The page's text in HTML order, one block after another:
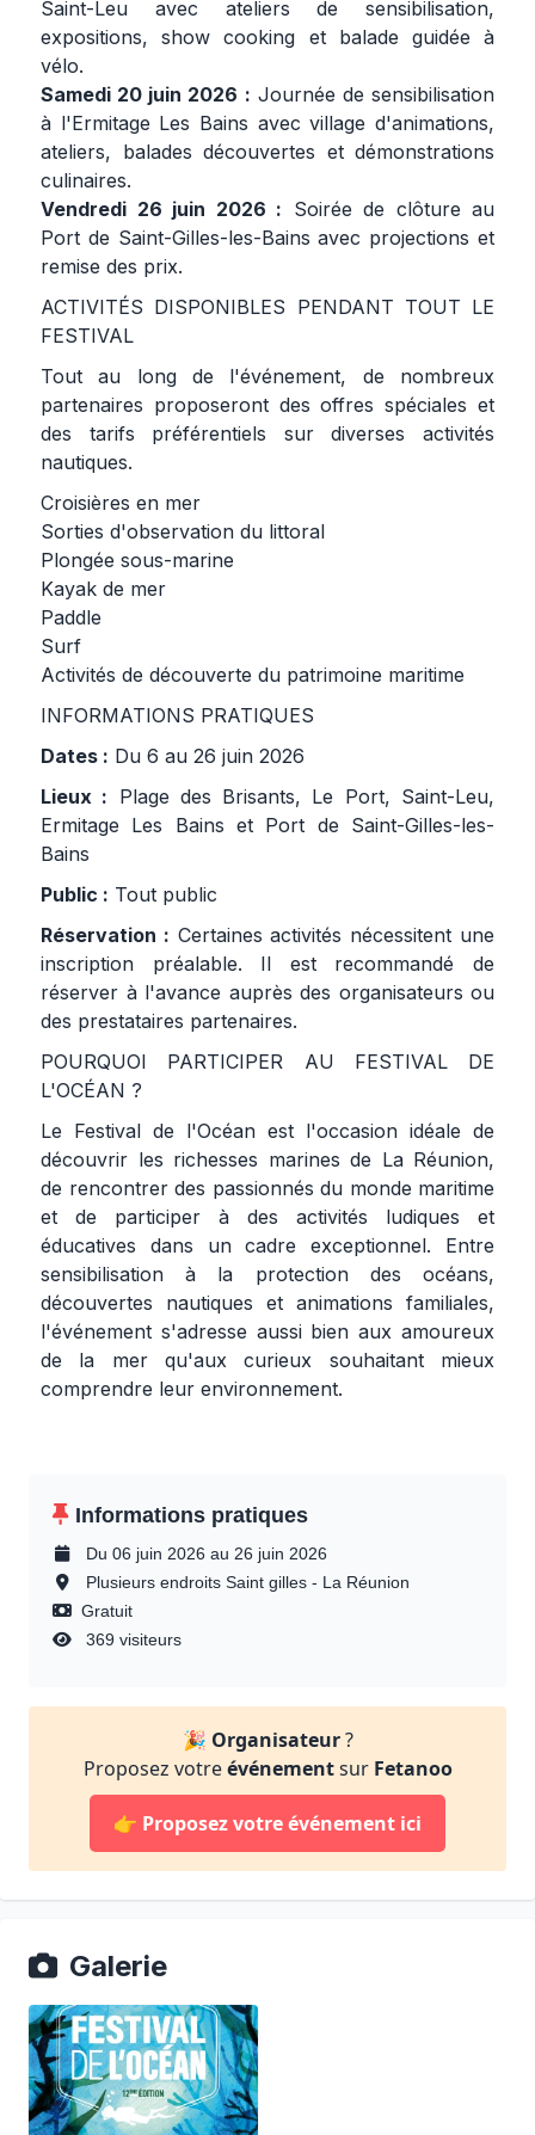
Saint-Leu avec ateliers de sensibilisation,
expositions, show cooking et balade guidée à
vélo.
Samedi 20 juin 2026 : Journée de sensibilisation
à l'Ermitage Les Bains avec village d'animations,
ateliers, balades découvertes et démonstrations
culinaires.
Vendredi 26 juin 2026 : Soirée de clôture au
Port de Saint-Gilles-les-Bains avec projections et
remise des prix.
ACTIVITÉS DISPONIBLES PENDANT TOUT LE
FESTIVAL
Tout au long de l'événement, de nombreux
partenaires proposeront des offres spéciales et
des tarifs préférentiels sur diverses activités
nautiques.
Croisières en mer
Sorties d'observation du littoral
Plongée sous-marine
Kayak de mer
Paddle
Surf
Activités de découverte du patrimoine maritime
INFORMATIONS PRATIQUES
Dates : Du 6 au 26 juin 2026
Lieux : Plage des Brisants, Le Port, Saint-Leu,
Ermitage Les Bains et Port de Saint-Gilles-les-
Bains
Public : Tout public
Réservation : Certaines activités nécessitent une
inscription préalable. Il est recommandé de
réserver à l'avance auprès des organisateurs ou
des prestataires partenaires.
POURQUOI PARTICIPER AU FESTIVAL DE
L'OCÉAN ?
Le Festival de l'Océan est l'occasion idéale de
découvrir les richesses marines de La Réunion,
de rencontrer des passionnés du monde maritime
et de participer à des activités ludiques et
éducatives dans un cadre exceptionnel. Entre
sensibilisation à la protection des océans,
découvertes nautiques et animations familiales,
l'événement s'adresse aussi bien aux amoureux
de la mer qu'aux curieux souhaitant mieux
comprendre leur environnement.
Informations pratiques
Du 06 juin 2026 au 26 juin 2026
Plusieurs endroits Saint gilles - La Réunion
Gratuit
369 visiteurs
🎉 Organisateur?
Proposez votreévénementsur Fetanoo
👉 Proposez votre événement ici
Galerie